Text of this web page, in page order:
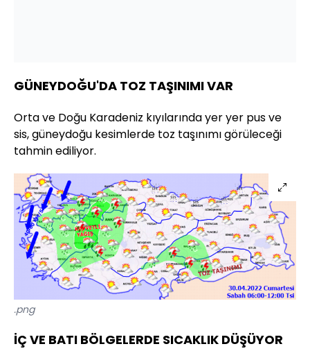
GÜNEYDOĞU'DA TOZ TAŞINIMI VAR
Orta ve Doğu Karadeniz kıyılarında yer yer pus ve
sis, güneydoğu kesimlerde toz taşınımı görüleceği
tahmin ediliyor.
.png
İÇ VE BATI BÖLGELERDE SICAKLIK DÜŞÜYOR